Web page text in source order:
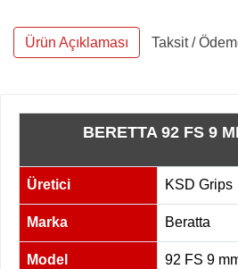
Ürün Açıklaması Taksit /
BERETTA 92 FS 9
Üretici KSD Grips
Marka Beratta
Model
92 FS 9